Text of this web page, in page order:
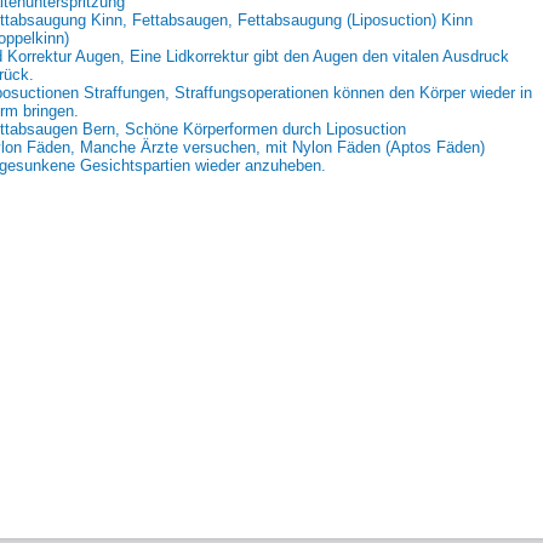
Kinn, Fettabsaugen, Fettabsaugung (Liposuction) Kinn
Korrektur Augen, Eine Lidkorrektur gibt den Augen den vitalen Ausdruck
Straffungen, Straffungsoperationen können den Körper wieder in
bringen.
Bern, Schöne Körperformen durch Liposuction
Fäden, Manche Ärzte versuchen, mit Nylon Fäden (Aptos Fäden)
Gesichtspartien wieder anzuheben.